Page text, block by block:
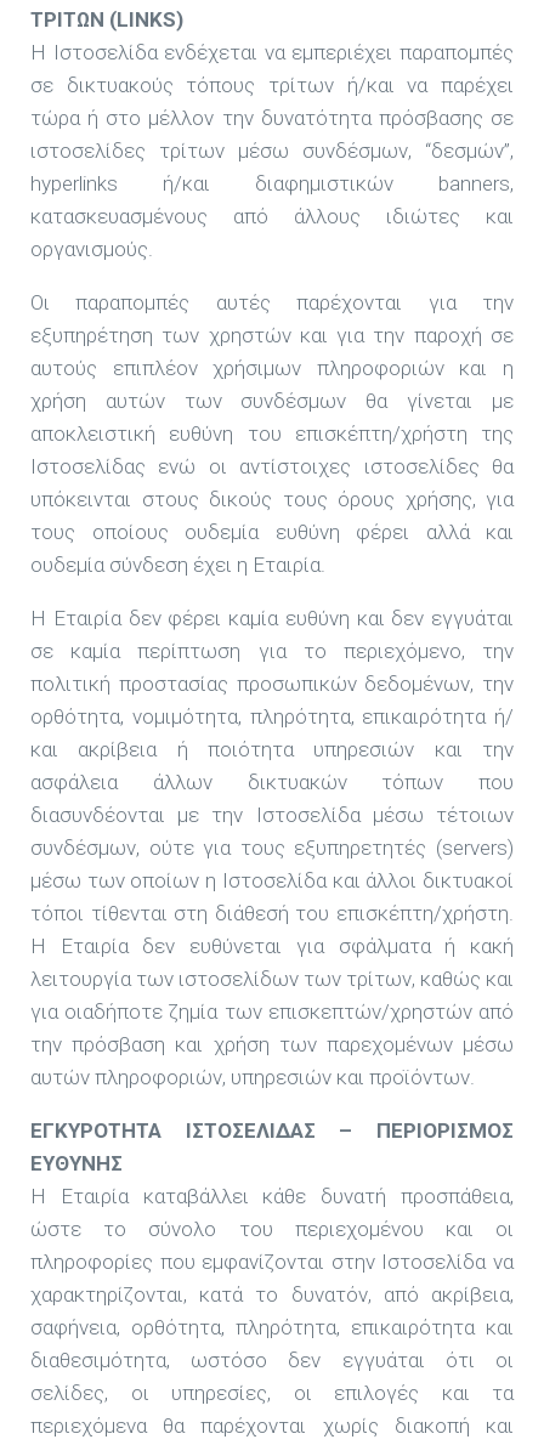
ΤΡΙΤΩΝ (LINKS)
Η Ιστοσελίδα ενδέχεται να εμπεριέχει παραπομπές
σε δικτυακούς τόπους τρίτων ή/και να παρέχει
τώρα ή στο μέλλον την δυνατότητα πρόσβασης σε
ιστοσελίδες τρίτων μέσω συνδέσμων, “δεσμών”,
hyperlinks ή/και διαφημιστικών banners,
κατασκευασμένους από άλλους ιδιώτες και
οργανισμούς.
Οι παραπομπές αυτές παρέχονται για την
εξυπηρέτηση των χρηστών και για την παροχή σε
αυτούς επιπλέον χρήσιμων πληροφοριών και η
χρήση αυτών των συνδέσμων θα γίνεται με
αποκλειστική ευθύνη του επισκέπτη/χρήστη της
Ιστοσελίδας ενώ οι αντίστοιχες ιστοσελίδες θα
υπόκεινται στους δικούς τους όρους χρήσης, για
τους οποίους ουδεμία ευθύνη φέρει αλλά και
ουδεμία σύνδεση έχει η Εταιρία.
Η Εταιρία δεν φέρει καμία ευθύνη και δεν εγγυάται
σε καμία περίπτωση για το περιεχόμενο, την
πολιτική προστασίας προσωπικών δεδομένων, την
ορθότητα, νομιμότητα, πληρότητα, επικαιρότητα ή/
και ακρίβεια ή ποιότητα υπηρεσιών και την
ασφάλεια άλλων δικτυακών τόπων που
διασυνδέονται με την Ιστοσελίδα μέσω τέτοιων
συνδέσμων, ούτε για τους εξυπηρετητές (servers)
μέσω των οποίων η Ιστοσελίδα και άλλοι δικτυακοί
τόποι τίθενται στη διάθεσή του επισκέπτη/χρήστη.
Η Εταιρία δεν ευθύνεται για σφάλματα ή κακή
λειτουργία των ιστοσελίδων των τρίτων, καθώς και
για οιαδήποτε ζημία των επισκεπτών/χρηστών από
την πρόσβαση και χρήση των παρεχομένων μέσω
αυτών πληροφοριών, υπηρεσιών και προϊόντων.
ΕΓΚΥΡΟΤΗΤΑ ΙΣΤΟΣΕΛΙΔΑΣ – ΠΕΡΙΟΡΙΣΜΟΣ
ΕΥΘΥΝΗΣ
Η Εταιρία καταβάλλει κάθε δυνατή προσπάθεια,
ώστε το σύνολο του περιεχομένου και οι
πληροφορίες που εμφανίζονται στην Ιστοσελίδα να
χαρακτηρίζονται, κατά το δυνατόν, από ακρίβεια,
σαφήνεια, ορθότητα, πληρότητα, επικαιρότητα και
διαθεσιμότητα, ωστόσο δεν εγγυάται ότι οι
σελίδες, οι υπηρεσίες, οι επιλογές και τα
περιεχόμενα θα παρέχονται χωρίς διακοπή και